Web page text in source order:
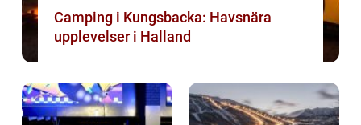
Camping i Kungsbacka: Havsnära
upplevelser i Halland